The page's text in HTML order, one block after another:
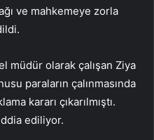
ve mahkemeye zorla
müdür olarak çalışan Ziya
paraların çalınmasında
kararı çıkarılmıştı.
ediliyor.